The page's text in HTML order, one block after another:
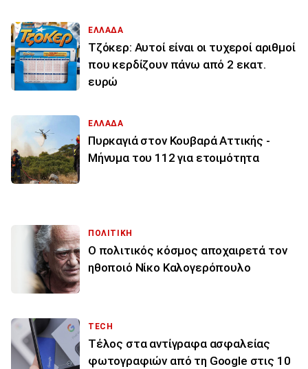
ΕΛΛΑΔΑ
Τζόκερ: Αυτοί είναι οι τυχεροί αριθμοί
που κερδίζουν πάνω από 2 εκατ.
ευρώ
ΕΛΛΑΔΑ
Πυρκαγιά στον Κουβαρά Αττικής -
Μήνυμα του 112 για ετοιμότητα
ΠΟΛΙΤΙΚΗ
Ο πολιτικός κόσμος αποχαιρετά τον
ηθοποιό Νίκο Καλογερόπουλο
TECH
Τέλος στα αντίγραφα ασφαλείας
φωτογραφιών από τη Google στις 10